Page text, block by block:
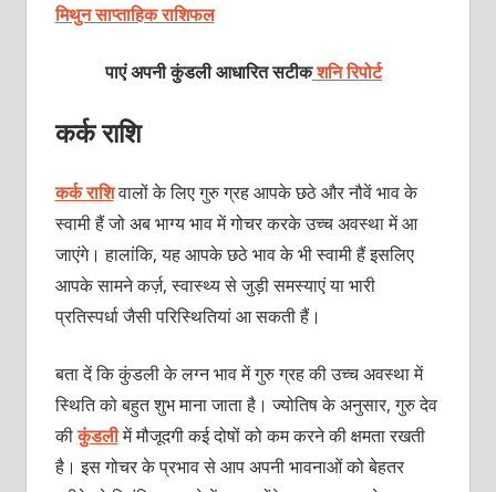
मिथुन साप्ताहिक राशिफल
पाएं अपनी कुंडली आधारित सटीकशनि रिपोर्ट
कर्क राशि
कर्क राशिवालों के लिए गुरु ग्रह आपके छठे और नौवें भाव के
स्वामी हैं जो अब भाग्य भाव में गोचर करके उच्च अवस्था में आ
जाएंगे। हालांकि, यह आपके छठे भाव के भी स्वामी हैं इसलिए
आपके सामने कर्ज़, स्वास्थ्य से जुड़ी समस्याएं या भारी
प्रतिस्पर्धा जैसी परिस्थितियां आ सकती हैं।
बता दें कि कुंडली के लग्न भाव में गुरु ग्रह की उच्च अवस्था में
स्थिति को बहुत शुभ माना जाता है। ज्योतिष के अनुसार, गुरु देव
कीकुंडलीमें मौजूदगी कई दोषों को कम करने की क्षमता रखती
है। इस गोचर के प्रभाव से आप अपनी भावनाओं को बेहतर